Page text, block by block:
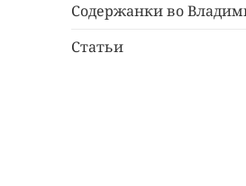
Содержанки во
Статьи